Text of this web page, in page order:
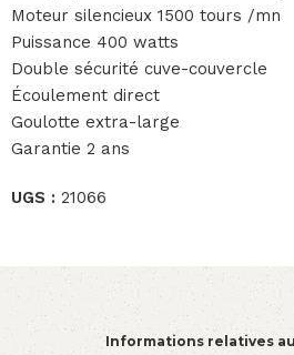
Moteur silencieux 1500 tours /mn
Puissance 400 watts
Double sécurité cuve-couvercle
Écoulement direct
Goulotte extra-large
Garantie 2 ans
UGS : 21066
Informations relatives